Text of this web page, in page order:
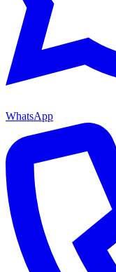
WhatsApp